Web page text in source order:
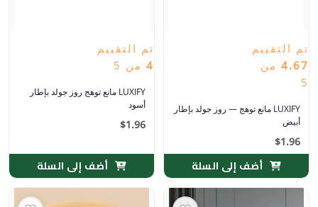
تم التقييم
4.67 من
5
LUXIFY مانع توهج — روز جولد بإطار
أبيض
$1.96
أضف إلى السلة
تم التقييم
4 من 5
LUXIFY مانع توهج روز جولد بإطار
أسود
$1.96
أضف إلى السلة